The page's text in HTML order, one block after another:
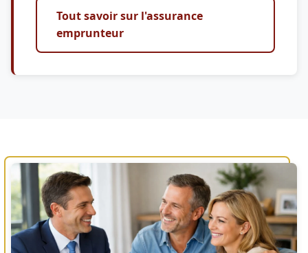
Tout savoir sur l'assurance
emprunteur